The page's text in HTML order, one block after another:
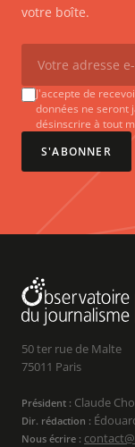
votre boîte.
J'accepte de
données ne seront
désinscrire à tout
S'ABONNER
50 ter rue de Malte
75011 Paris
Président : Claude
Dir. rédaction :
Nous écrire :